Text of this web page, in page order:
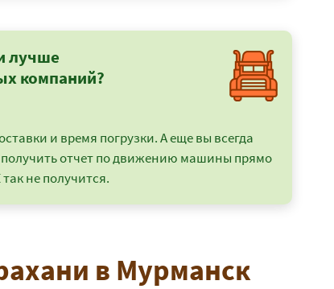
лучше
компаний?
и время погрузки. А еще вы всегда
получить отчет по движению машины прямо
не получится.
в Мурманск